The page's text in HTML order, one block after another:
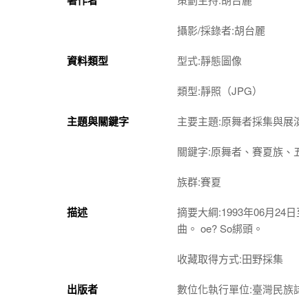
攝影/採錄者:胡台麗
資料類型 型式:靜態圖像
類型:靜照（JPG）
主題與關鍵字 主要主題:原舞者採集與展
關鍵字:原舞者、賽夏族
族群:賽夏
描述
摘要大綱:1993年06月24
曲。 oe? So綁頭。
收藏取得方式:田野採集
出版者 數位化執行單位:臺灣民族